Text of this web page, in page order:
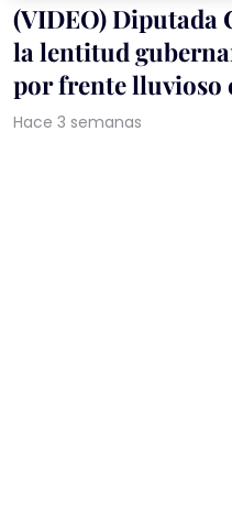
(VIDEO) Diputada
la lentitud
por frente lluvioso
Hace 3 semanas